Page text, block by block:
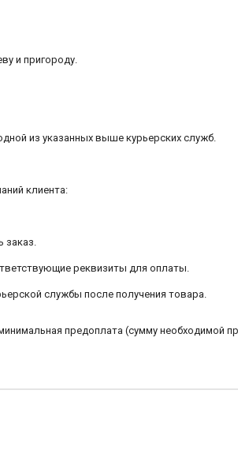
и пригороду.
из указанных выше курьерских служб.
клиента:
заказ.
реквизиты для оплаты.
службы после получения товара.
предоплата (сумму необходимой